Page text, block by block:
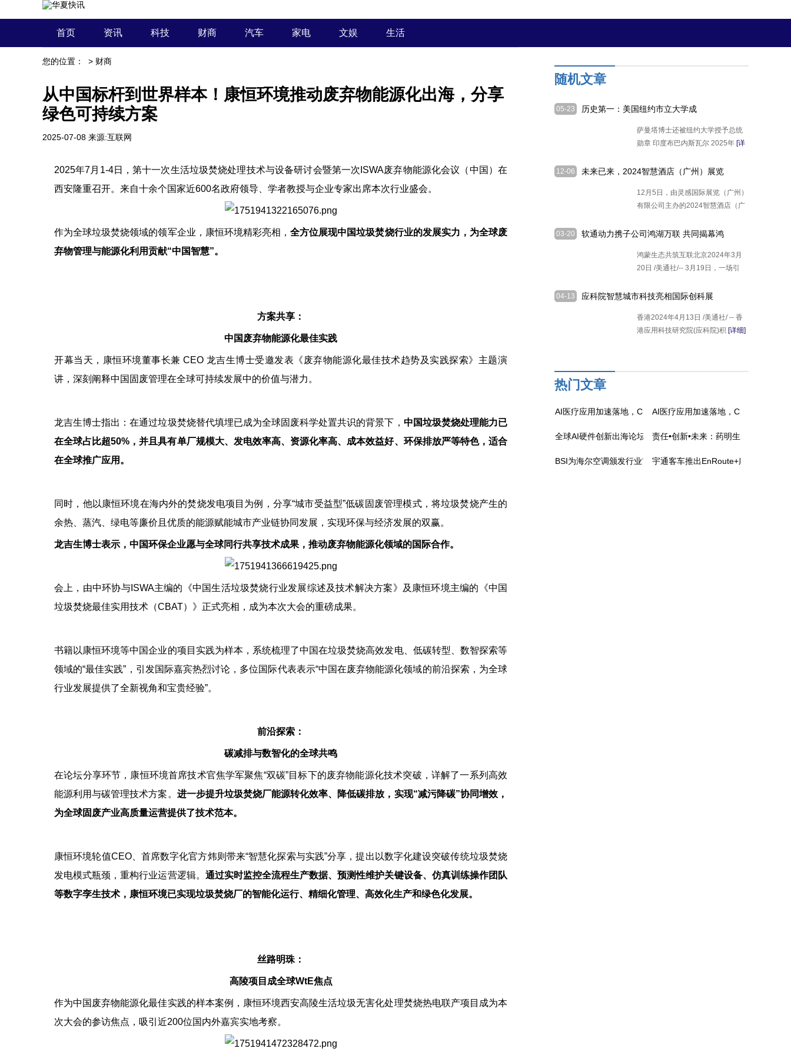
首页 资讯 科技 财商 汽车 家电 文娱 生活
您的位置： > 财商
从中国标杆到世界样本！康恒环境推动废弃物能源化出海，分享
绿色可持续方案
2025-07-08 来源:互联网
2025年7月1-4日，第十一次生活垃圾焚烧处理技术与设备研讨会暨第一次ISWA废弃物能源化会议（中国）在
西安隆重召开。来自十余个国家近600名政府领导、学者教授与企业专家出席本次行业盛会。
作为全球垃圾焚烧领域的领军企业，康恒环境精彩亮相，全方位展现中国垃圾焚烧行业的发展实力，为全球废
弃物管理与能源化利用贡献“中国智慧”。
方案共享：
中国废弃物能源化最佳实践
开幕当天，康恒环境董事长兼 CEO 龙吉生博士受邀发表《废弃物能源化最佳技术趋势及实践探索》主题演
讲，深刻阐释中国固废管理在全球可持续发展中的价值与潜力。
龙吉生博士指出：在通过垃圾焚烧替代填埋已成为全球固废科学处置共识的背景下， 中国垃圾焚烧处理能力已
在全球占比超50%，并且具有单厂规模大、发电效率高、资源化率高、成本效益好、环保排放严等特色，适合
在全球推广应用。
同时，他以康恒环境在海内外的焚烧发电项目为例，分享“城市受益型”低碳固废管理模式，将垃圾焚烧产生的
余热、蒸汽、绿电等廉价且优质的能源赋能城市产业链协同发展，实现环保与经济发展的双赢。
龙吉生博士表示，中国环保企业愿与全球同行共享技术成果，推动废弃物能源化领域的国际合作。
会上，由中环协与ISWA主编的《中国生活垃圾焚烧行业发展综述及技术解决方案》及康恒环境主编的《中国
垃圾焚烧最佳实用技术（CBAT）》正式亮相，成为本次大会的重磅成果。
书籍以康恒环境等中国企业的项目实践为样本，系统梳理了中国在垃圾焚烧高效发电、低碳转型、数智探索等
领域的“最佳实践”，引发国际嘉宾热烈讨论，多位国际代表表示“中国在废弃物能源化领域的前沿探索，为全球
行业发展提供了全新视角和宝贵经验”。
前沿探索：
碳减排与数智化的全球共鸣
在论坛分享环节，康恒环境首席技术官焦学军聚焦“双碳”目标下的废弃物能源化技术突破，详解了一系列高效
能源利用与碳管理技术方案。 进一步提升垃圾焚烧厂能源转化效率、降低碳排放，实现“减污降碳”协同增效，
为全球固废产业高质量运营提供了技术范本。
康恒环境轮值CEO、首席数字化官方炜则带来“智慧化探索与实践”分享，提出以数字化建设突破传统垃圾焚烧
发电模式瓶颈，重构行业运营逻辑。 通过实时监控全流程生产数据、预测性维护关键设备、仿真训练操作团队
等数字孪生技术，康恒环境已实现垃圾焚烧厂的智能化运行、精细化管理、高效化生产和绿色化发展。
丝路明珠：
高陵项目成全球WtE焦点
作为中国废弃物能源化最佳实践的样本案例，康恒环境西安高陵生活垃圾无害化处理焚烧热电联产项目成为本
次大会的参访焦点，吸引近200位国内外嘉宾实地考察。
随机文章
05-23
历史第一：美国纽约市立大学成
萨曼塔博士还被纽约大学授予总统
勋章 印度布巴内斯瓦尔 2025年 [详
12-06
未来已来，2024智慧酒店（广州）展览
12月5日，由灵感国际展览（广州）
有限公司主办的2024智慧酒店（广
03-20
软通动力携子公司鸿湖万联 共同揭幕鸿
鸿蒙生态共筑互联北京2024年3月
20日 /美通社/-- 3月19日，一场引
04-13
应科院智慧城市科技亮相国际创科展
香港2024年4月13日 /美通社/ -- 香
港应用科技研究院(应科院)积 [详细]
热门文章
AI医疗应用加速落地，CMEF直击理邦技术布局
AI医疗应用加速落地，CMEF直击理
全球AI硬件创新出海论坛ITES站：共探科技出海新机遇
责任•创新•未来：药明生物发布2024
BSI为海尔空调颁发行业首张ISO 20400可持续采购符合性声明
宇通客车推出EnRoute+服务：以创